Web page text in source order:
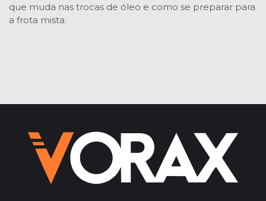
que muda nas trocas de óleo e como se preparar para
a frota mista.